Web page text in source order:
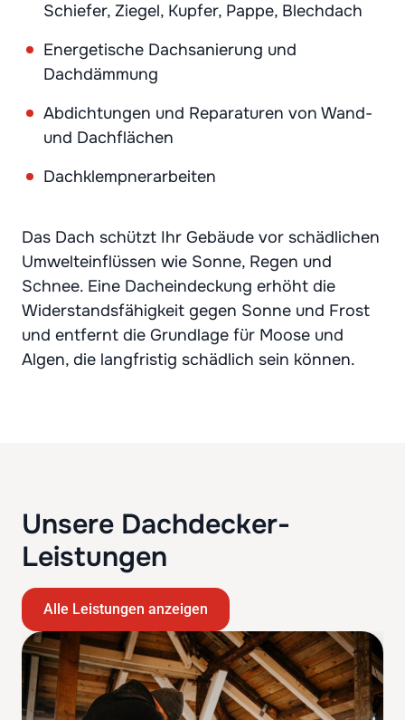
Schiefer, Ziegel, Kupfer, Pappe, Blechdach
Energetische Dachsanierung und
Dachdämmung
Abdichtungen und Reparaturen von Wand-
und Dachflächen
Dachklempnerarbeiten
Das Dach schützt Ihr Gebäude vor schädlichen
Umwelteinflüssen wie Sonne, Regen und
Schnee. Eine Dacheindeckung erhöht die
Widerstandsfähigkeit gegen Sonne und Frost
und entfernt die Grundlage für Moose und
Algen, die langfristig schädlich sein können.
Unsere Dachdecker-
Leistungen
Alle Leistungen anzeigen